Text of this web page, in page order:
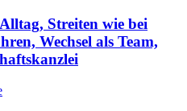
Streiten wie bei
Wechsel als Team,